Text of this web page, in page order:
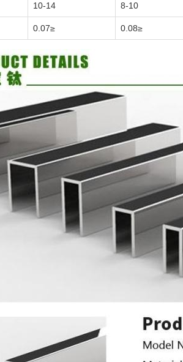
8-10
10-14
≤0.08
≤0.07